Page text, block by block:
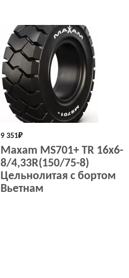
9 351₽
Maxam MS701+ TR 16x6-
8/4,33R(150/75-8)
Цельнолитая с бортом
Вьетнам